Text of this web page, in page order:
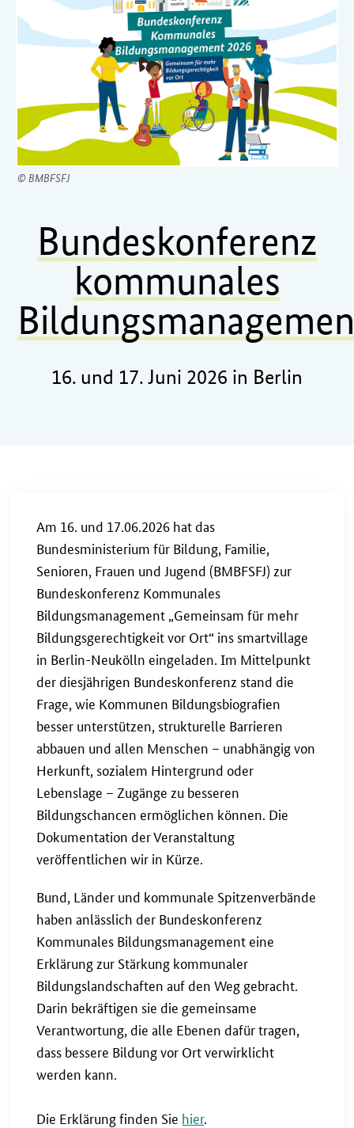
© BMBFSFJ
Bundeskonferenz
kommunales
16. und 17. Juni 2026 in Berlin
Am 16. und 17.06.2026 hat das
Bundesministerium für Bildung, Familie,
Senioren, Frauen und Jugend (BMBFSFJ) zur
Bundeskonferenz Kommunales
Bildungsmanagement „Gemeinsam für mehr
Bildungsgerechtigkeit vor Ort“ ins smartvillage
in Berlin-Neukölln eingeladen. Im Mittelpunkt
der diesjährigen Bundeskonferenz stand die
Frage, wie Kommunen Bildungsbiografien
besser unterstützen, strukturelle Barrieren
abbauen und allen Menschen – unabhängig von
Herkunft, sozialem Hintergrund oder
Lebenslage – Zugänge zu besseren
Bildungschancen ermöglichen können. Die
Dokumentation der Veranstaltung
veröffentlichen wir in Kürze.
Bund, Länder und kommunale Spitzenverbände
haben anlässlich der Bundeskonferenz
Kommunales Bildungsmanagement eine
Erklärung zur Stärkung kommunaler
Bildungslandschaften auf den Weg gebracht.
Darin bekräftigen sie die gemeinsame
Verantwortung, die alle Ebenen dafür tragen,
dass bessere Bildung vor Ort verwirklicht
werden kann.
Die Erklärung finden Sie hier.